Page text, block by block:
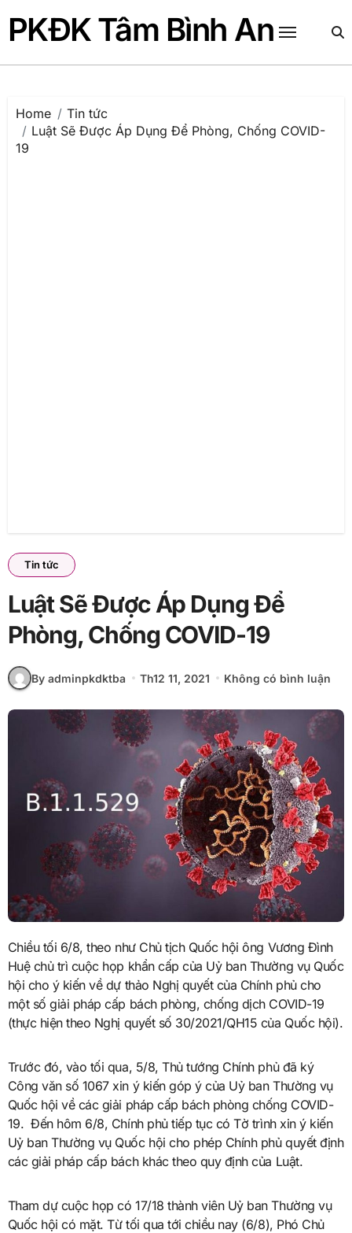
content
PKĐK Tâm Bình An
Home
Tin tức
Luật Sẽ Được Áp Dụng Để Phòng, Chống COVID-
19
Tin tức
Luật Sẽ Được Áp Dụng Để
Phòng, Chống COVID-19
By adminpkdktba Th12 11, 2021 Không có bình luận
Chiều tối 6/8, theo như Chủ tịch Quốc hội ông Vương Đình
Huệ chủ trì cuộc họp khẩn cấp của Uỷ ban Thường vụ Quốc
hội cho ý kiến về dự thảo Nghị quyết của Chính phủ cho
một số giải pháp cấp bách phòng, chống dịch COVID-19
(thực hiện theo Nghị quyết số 30/2021/QH15 của Quốc hội).
Trước đó, vào tối qua, 5/8, Thủ tướng Chính phủ đã ký
Công văn số 1067 xin ý kiến góp ý của Uỷ ban Thường vụ
Quốc hội về các giải pháp cấp bách phòng chống COVID-
19. Đến hôm 6/8, Chính phủ tiếp tục có Tờ trình xin ý kiến
Uỷ ban Thường vụ Quốc hội cho phép Chính phủ quyết định
các giải pháp cấp bách khác theo quy định của Luật.
Tham dự cuộc họp có 17/18 thành viên Uỷ ban Thường vụ
Quốc hội có mặt. Từ tối qua tới chiều nay (6/8), Phó Chủ